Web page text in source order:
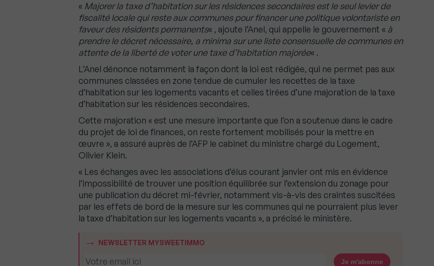
« Majorer la taxe d’habitation sur les résidences secondaires est le seul levier de
fiscalité locale qui reste aux communes pour financer une politique volontariste en
faveur des résidents permanents« , ajoute l’Anel, qui appelle le gouvernement « à
prendre le décret nécessaire, a minima sur une liste consensuelle de communes en
attente de la liberté de voter une taxe d’habitation majorée« .
L’Anel dénonce notamment la façon dont la loi est rédigée, qui ne permet pas aux
communes classées en zone tendue de cumuler les recettes de la taxe
d’habitation sur les logements vacants et celles tirées d’une majoration de la taxe
d’habitation sur les résidences secondaires.
Cette majoration « est une mesure importante que l’on a soutenue dans le cadre
du projet de loi de finances, on reste fortement mobilisés pour la mettre en
œuvre », a assuré auprès de l’AFP le cabinet du ministre chargé du Logement,
Olivier Klein.
« Les échanges avec les associations d’élus courant janvier ont mis en évidence
l’impossibilité de trouver une position équilibrée sur l’extension du zonage pour
une publication du décret mi-février, notamment vis-à-vis des craintes suscitées
par les effets de bord de la mesure sur les communes qui ne pourraient plus lever
la taxe d’habitation sur les logements vacants », a précisé le ministère.
NEWSLETTER MYSWEETIMMO